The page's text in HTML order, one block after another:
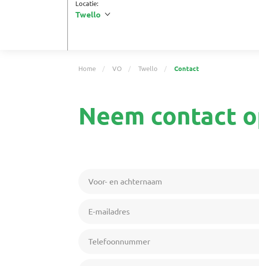
Locatie:
Twello
Home VO Twello Contact
Neem contact
Voor- en achternaam
E-mailadres
Telefoonnummer